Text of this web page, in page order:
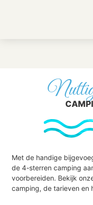
Met de handige bijgevoegde informatie kunt u uw verblijf op
de 4-sterren camping
voorbereiden. Bekijk
camping, de tarieven en